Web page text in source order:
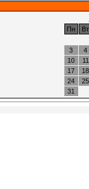
Пн
Вт
3
4
10
11
17
18
24
25
31